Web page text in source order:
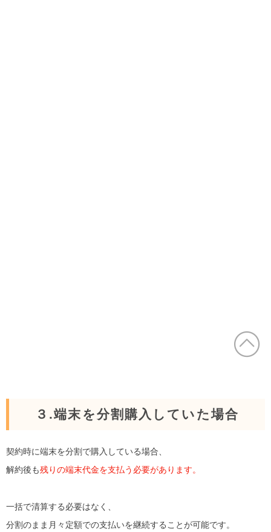
３.端末を分割購入していた場合
契約時に端末を分割で購入している場合、
解約後も残りの端末代金を支払う必要があります。
一括で清算する必要はなく、
分割のまま月々定額での支払いを継続することが可能です。